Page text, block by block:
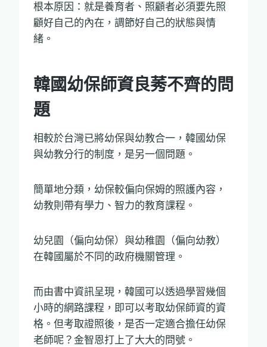
根本原因：就是養育者、照顧者必須要先照
顧好自己的內在，調節好自己的狀態與情
緒。
韓國幼保師資良莠不齊的問
題
相較於台灣已將幼保與幼教合一，韓國幼保
與幼教分行的制度，是另一個問題。
簡單地分類，幼保較偏向保姆的照護內容，
幼教則帶有學力、智力的教育課程。
幼兒園（偏向幼保）與幼稚園（偏向幼教）
在韓國屬於不同的政府機關管理。
而由書中資訊呈現，韓國可以透過學習幾個
小時的網路課程，即可以考取幼保師資的資
格。但考取證照後，是否一定適合擔任幼保
老師呢？金智恩打上了大大的問號。